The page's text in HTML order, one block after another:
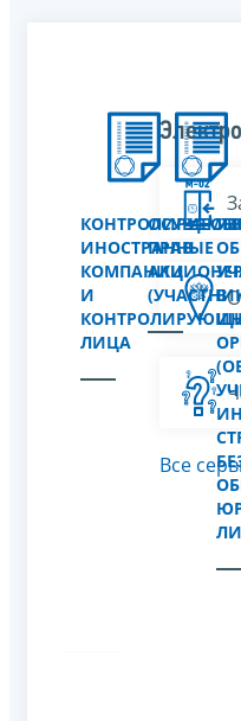
ИНОСТРАННЫЕ
КОМПАНИИ
И
ЛИЦА
ПРАВ
ОБ
В
Все